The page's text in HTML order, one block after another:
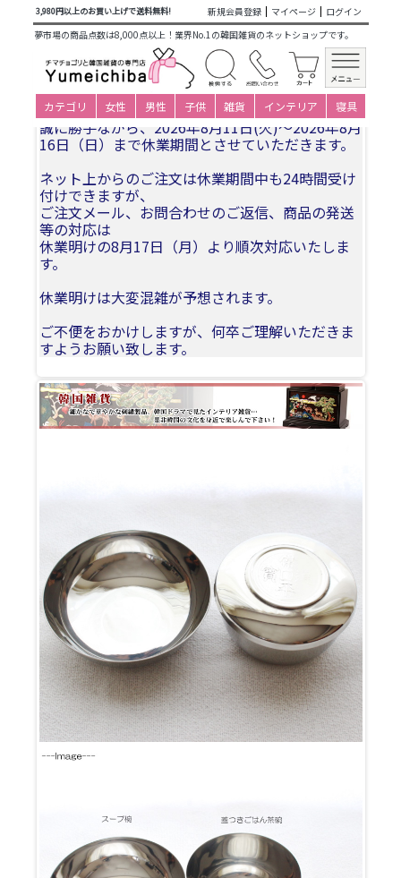
3,980円以上のお買い上げで送料無料! 新規会員登録 マイページ
ログイン
夢市場の商品点数は8,000点以上！業界No.1の韓国雑貨のネットショップです。
カテゴリ 女性 男性 子供 雑貨 インテリア 寝具
商品カテゴリ一覧>韓国雑貨 キッチン・食器・エプロン>
韓国食器・陶器>食器・螺鈿・漆器> 韓国ステンレスご飯茶
碗、スープ碗 1客セット3ピース
夏季休業についてお知らせ
誠に勝手ながら、2026年8月11日(火)〜2026年8月
16日（日）まで休業期間とさせていただきます。
ネット上からのご注文は休業期間中も24時間受け
付けできますが、
ご注文メール、お問合わせのご返信、商品の発送
等の対応は
休業明けの8月17日（月）より順次対応いたしま
す。
休業明けは大変混雑が予想されます。
ご不便をおかけしますが、何卒ご理解いただきま
すようお願い致します。